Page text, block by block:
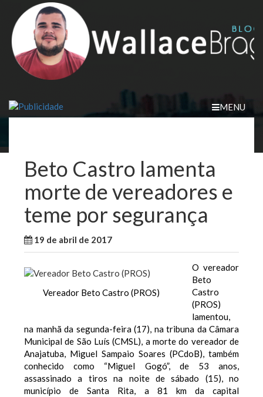
content
MENU
Beto Castro lamenta
morte de vereadores e
teme por segurança
19 de abril de 2017
Vereador Beto Castro (PROS)
O vereador
Beto
Castro
(PROS)
lamentou,
na manhã da segunda-feira (17), na tribuna da Câmara
Municipal de São Luís (CMSL), a morte do vereador de
Anajatuba, Miguel Sampaio Soares (PCdoB), também
conhecido como “Miguel Gogó”, de 53 anos,
assassinado a tiros na noite de sábado (15), no
município de Santa Rita, a 81 km da capital